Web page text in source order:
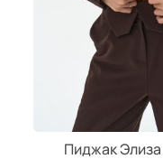
Пиджак